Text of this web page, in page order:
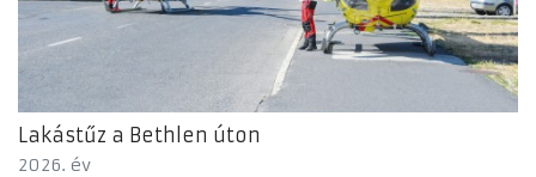
Lakástűz a Bethlen úton
2026. év